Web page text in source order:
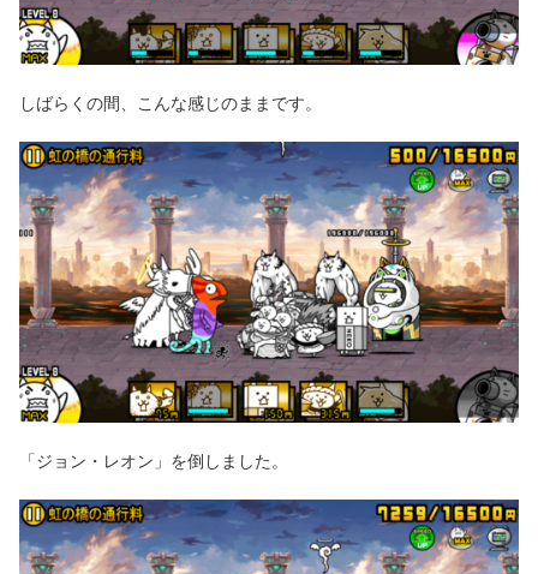
しばらくの間、こんな感じのままです。
「ジョン・レオン」を倒しました。